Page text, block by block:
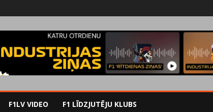
F1LV VIDEO F1 LĪDZJUTĒJU KLUBS